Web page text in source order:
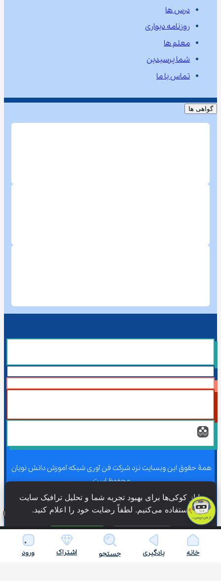
درس ها
روزنامه دیواری
معلم ها
شما پرسیدین
تماس با ما
گواهی ها
همۀ حقوق این وبسایت نزد شرکت فن آوری شبکه آموزش دانش نویان
محفوظ است.
همۀ حقوق این وبسایت نزد شرکت فن آوری شبکه آموزش دانش نویان
محفوظ است.
خانه یادگیری جستجو اشتراک ورود
ما از کوکی‌ها برای بهبود تجربه شما و تحلیل ترافیک سایت
استفاده می‌کنیم. لطفاً رضایت خود را اعلام کنید.
فقط ضروری پذیرش همه